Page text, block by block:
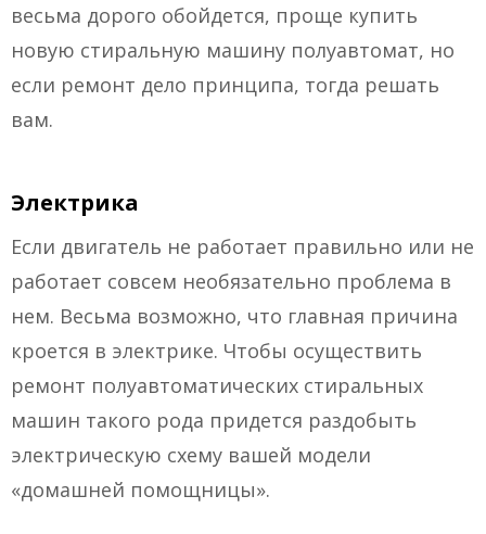
весьма дорого обойдется, проще купить
новую стиральную машину полуавтомат, но
если ремонт дело принципа, тогда решать
вам.
Электрика
Если двигатель не работает правильно или не
работает совсем необязательно проблема в
нем. Весьма возможно, что главная причина
кроется в электрике. Чтобы осуществить
ремонт полуавтоматических стиральных
машин такого рода придется раздобыть
электрическую схему вашей модели
«домашней помощницы».